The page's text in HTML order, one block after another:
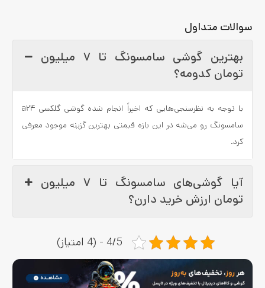
سوالات متداول
بهترین گوشی سامسونگ تا ۷ میلیون
تومان کدومه؟
با توجه به نظرسنجی‌هایی که اخیراً انجام شده گوشی گلکسی a۲۴
سامسونگ رو می‌شه در این بازه قیمتی بهترین گزینه موجود معرفی
کرد.
آیا گوشی‌های سامسونگ تا ۷ میلیون
تومان ارزش خرید دارن؟
4/5 - (4 امتیاز)